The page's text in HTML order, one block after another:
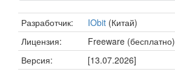
Разработчик: IObit (Китай)
Лицензия:
Freeware (бесплатно)
Версия:
[13.07.2026]